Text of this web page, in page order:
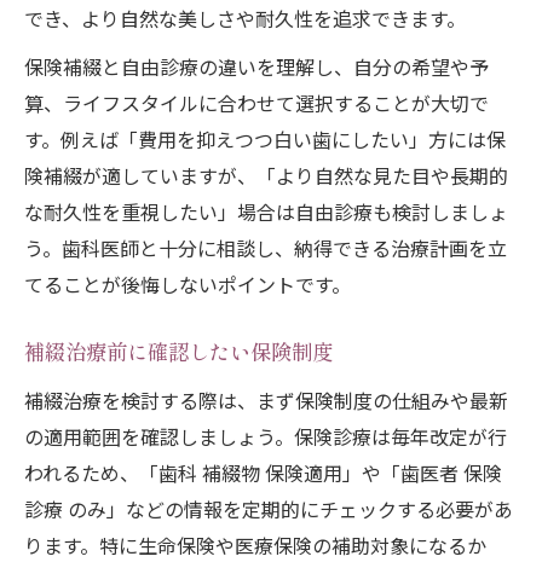
でき、より自然な美しさや耐久性を追求できます。
保険補綴と自由診療の違いを理解し、自分の希望や予
算、ライフスタイルに合わせて選択することが大切で
す。例えば「費用を抑えつつ白い歯にしたい」方には保
険補綴が適していますが、「より自然な見た目や長期的
な耐久性を重視したい」場合は自由診療も検討しましょ
う。歯科医師と十分に相談し、納得できる治療計画を立
てることが後悔しないポイントです。
補綴治療前に確認したい保険制度
補綴治療を検討する際は、まず保険制度の仕組みや最新
の適用範囲を確認しましょう。保険診療は毎年改定が行
われるため、「歯科 補綴物 保険適用」や「歯医者 保険
診療 のみ」などの情報を定期的にチェックする必要があ
ります。特に生命保険や医療保険の補助対象になるか